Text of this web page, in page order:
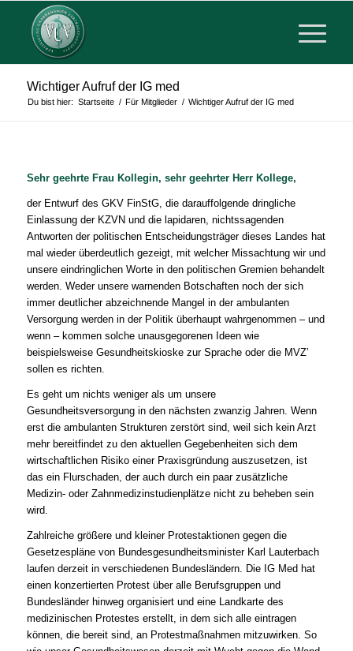
Wichtiger Aufruf der IG med
Du bist hier: Startseite / Für Mitglieder / Wichtiger Aufruf der IG med
Sehr geehrte Frau Kollegin, sehr geehrter Herr Kollege,
der Entwurf des GKV FinStG, die darauffolgende dringliche
Einlassung der KZVN und die lapidaren, nichtssagenden
Antworten der politischen Entscheidungsträger dieses Landes hat
mal wieder überdeutlich gezeigt, mit welcher Missachtung wir und
unsere eindringlichen Worte in den politischen Gremien behandelt
werden. Weder unsere warnenden Botschaften noch der sich
immer deutlicher abzeichnende Mangel in der ambulanten
Versorgung werden in der Politik überhaupt wahrgenommen – und
wenn – kommen solche unausgegorenen Ideen wie
beispielsweise Gesundheitskioske zur Sprache oder die MVZ’
sollen es richten.
Es geht um nichts weniger als um unsere
Gesundheitsversorgung in den nächsten zwanzig Jahren. Wenn
erst die ambulanten Strukturen zerstört sind, weil sich kein Arzt
mehr bereitfindet zu den aktuellen Gegebenheiten sich dem
wirtschaftlichen Risiko einer Praxisgründung auszusetzen, ist
das ein Flurschaden, der auch durch ein paar zusätzliche
Medizin- oder Zahnmedizinstudienplätze nicht zu beheben sein
wird.
Zahlreiche größere und kleiner Protestaktionen gegen die
Gesetzespläne von Bundesgesundheitsminister Karl Lauterbach
laufen derzeit in verschiedenen Bundesländern. Die IG Med hat
einen konzertierten Protest über alle Berufsgruppen und
Bundesländer hinweg organisiert und eine Landkarte des
medizinischen Protestes erstellt, in dem sich alle eintragen
können, die bereit sind, an Protestmaßnahmen mitzuwirken. So